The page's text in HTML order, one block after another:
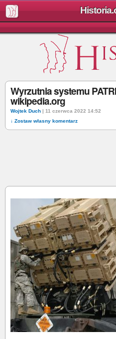
Wyrzutnia systemu
wikipedia.org
Wojtek Duch | 11 czerwca 2022 14:52
↓ Zostaw własny komentarz